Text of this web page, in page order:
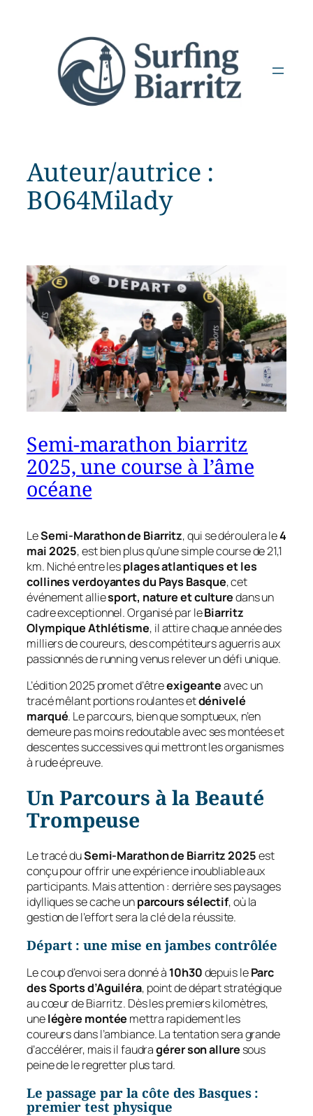
Auteur/autrice :
BO64Milady
Semi-marathon biarritz
2025, une course à l’âme
océane
LeSemi-Marathon de Biarritz, qui se déroulera le4
mai 2025, est bien plus qu’une simple course de 21,1
km. Niché entre lesplages atlantiques et les
collines verdoyantes du Pays Basque, cet
événement alliesport, nature et culturedans un
cadre exceptionnel. Organisé par leBiarritz
Olympique Athlétisme, il attire chaque année des
milliers de coureurs, des compétiteurs aguerris aux
passionnés de running venus relever un défi unique.
L’édition 2025 promet d’êtreexigeanteavec un
tracé mêlant portions roulantes etdénivelé
marqué. Le parcours, bien que somptueux, n’en
demeure pas moins redoutable avec ses montées et
descentes successives qui mettront les organismes
à rude épreuve.
Un Parcours à la Beauté
Trompeuse
Le tracé duSemi-Marathon de Biarritz 2025est
conçu pour offrir une expérience inoubliable aux
participants. Mais attention : derrière ses paysages
idylliques se cache unparcours sélectif, où la
gestion de l’effort sera la clé de la réussite.
Départ : une mise en jambes contrôlée
Le coup d’envoi sera donné à 10h30depuis leParc
des Sports d’Aguiléra, point de départ stratégique
au cœur de Biarritz. Dès les premiers kilomètres,
unelégère montée mettra rapidement les
coureurs dans l’ambiance. La tentation sera grande
d’accélérer, mais il faudragérer son allure sous
peine de le regretter plus tard.
Le passage par la côte des Basques :
premier test physique